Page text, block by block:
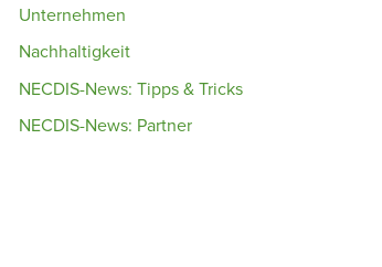
Unternehmen
Nachhaltigkeit
NECDIS-News: Tipps & Tricks
NECDIS-News: Partner